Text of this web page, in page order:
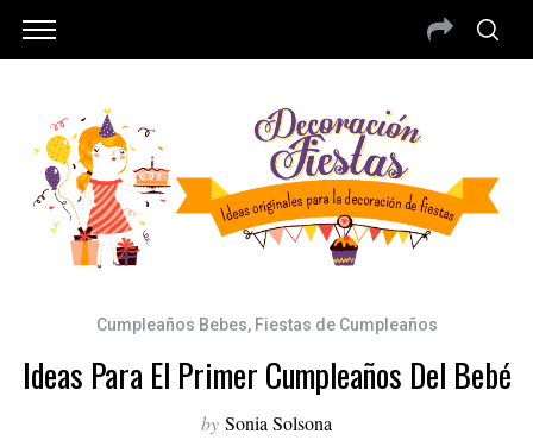
Cumpleaños Bebes, Fiestas de Cumpleaños
Ideas Para El Primer Cumpleaños Del Bebé
by Sonia Solsona